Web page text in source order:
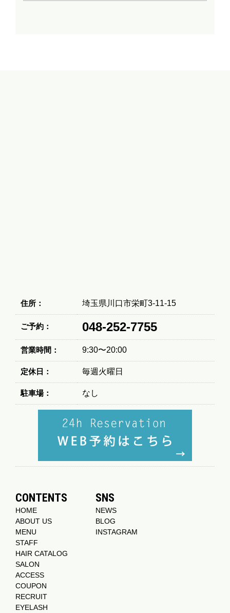
住所： 埼玉県川口市栄町3-11-15
ご予約： 048-252-7755
営業時間： 9:30〜20:00
定休日： 毎週火曜日
駐車場： なし
CONTENTS
HOME
ABOUT US
MENU
STAFF
HAIR CATALOG
SALON
ACCESS
COUPON
RECRUIT
EYELASH
SNS
NEWS
BLOG
INSTAGRAM